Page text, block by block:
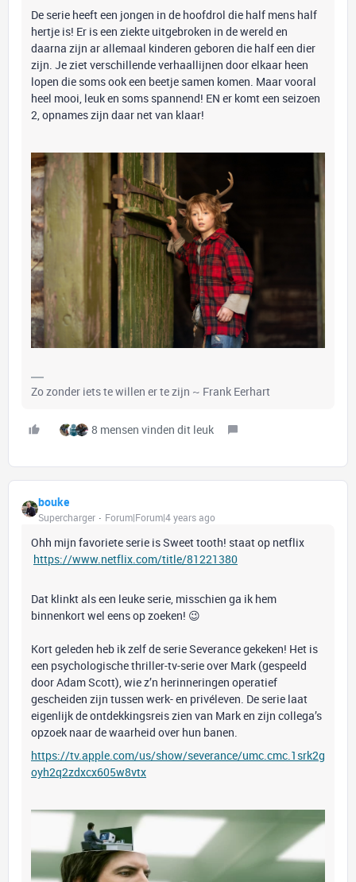
De serie heeft een jongen in de hoofdrol die half mens half
hertje is! Er is een ziekte uitgebroken in de wereld en
daarna zijn ar allemaal kinderen geboren die half een dier
zijn. Je ziet verschillende verhaallijnen door elkaar heen
lopen die soms ook een beetje samen komen. Maar vooral
heel mooi, leuk en soms spannend! EN er komt een seizoen
2, opnames zijn daar net van klaar!
Zo zonder iets te willen er te zijn ~ Frank Eerhart
8 mensen vinden dit leuk
bouke
Supercharger Forum|Forum|4 years ago
Ohh mijn favoriete serie is Sweet tooth! staat op netflix
https://www.netflix.com/title/81221380
Dat klinkt als een leuke serie, misschien ga ik hem
binnenkort wel eens op zoeken! 😉
Kort geleden heb ik zelf de serie Severance gekeken! Het is
een psychologische thriller-tv-serie over Mark (gespeeld
door Adam Scott), wie z’n herinneringen operatief
gescheiden zijn tussen werk- en privéleven. De serie laat
eigenlijk de ontdekkingsreis zien van Mark en zijn collega’s
opzoek naar de waarheid over hun banen.
https://tv.apple.com/us/show/severance/umc.cmc.1srk2g
oyh2q2zdxcx605w8vtx